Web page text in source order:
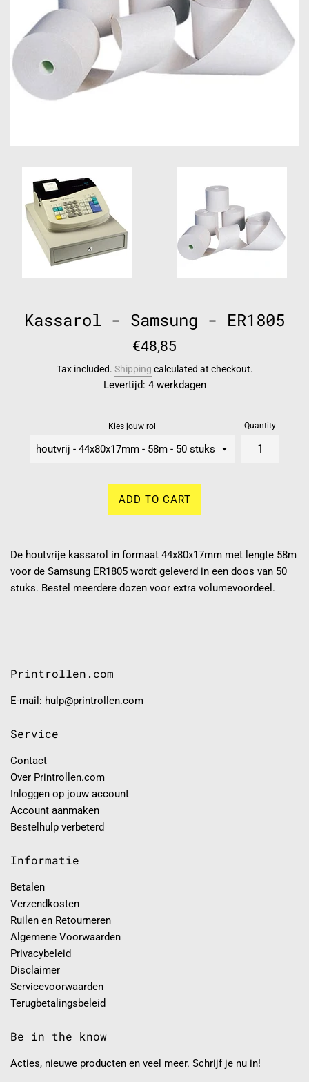
Kassarol - Samsung - ER1805
Regular
€48,85
Tax included. Shipping calculated at checkout.
Levertijd: 4 werkdagen
Kies jouw rol Quantity
ADD TO CART
De houtvrije kassarol in formaat 44x80x17mm met lengte 58m
voor de Samsung ER1805 wordt geleverd in een doos van 50
stuks. Bestel meerdere dozen voor extra volumevoordeel.
Printrollen.com
E-mail: hulp@printrollen.com
Service
Contact
Over Printrollen.com
Inloggen op jouw account
Account aanmaken
Bestelhulp verbeterd
Informatie
Betalen
Verzendkosten
Ruilen en Retourneren
Algemene Voorwaarden
Privacybeleid
Disclaimer
Servicevoorwaarden
Terugbetalingsbeleid
Be in the know
Acties, nieuwe producten en veel meer. Schrijf je nu in!